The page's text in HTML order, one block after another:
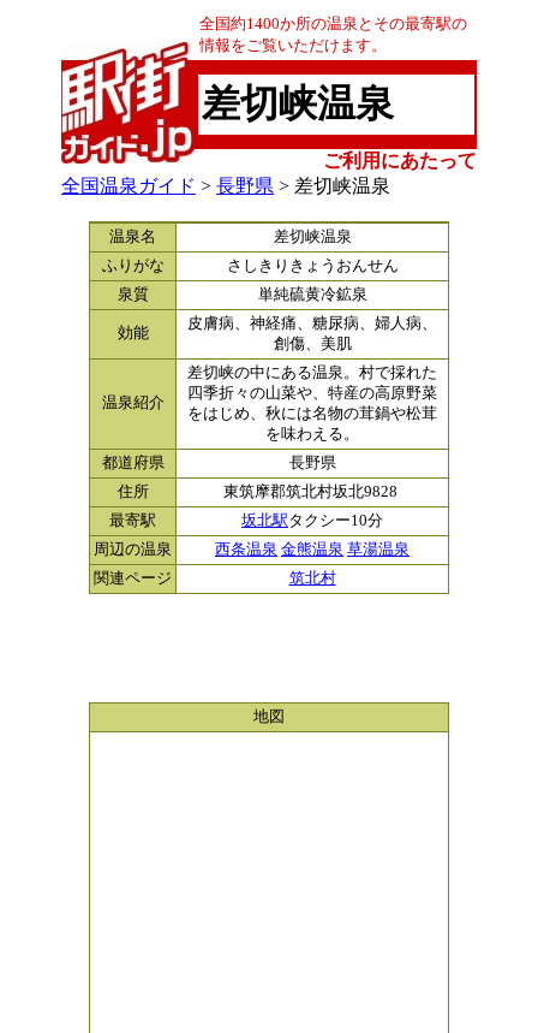
全国約1400か所の温泉とその最寄駅の
情報をご覧いただけます。
差切峡温泉
ご利用にあたって
全国温泉ガイド > 長野県 > 差切峡温泉
温泉名
差切峡温泉
ふりがな
さしきりきょうおんせん
泉質
単純硫黄冷鉱泉
効能
皮膚病、神経痛、糖尿病、婦人病、
創傷、美肌
温泉紹介
差切峡の中にある温泉。村で採れた
四季折々の山菜や、特産の高原野菜
をはじめ、秋には名物の茸鍋や松茸
を味わえる。
都道府県
長野県
住所
東筑摩郡筑北村坂北9828
最寄駅
坂北駅タクシー10分
周辺の温泉
西条温泉 金熊温泉 草湯温泉
関連ページ
筑北村
地図